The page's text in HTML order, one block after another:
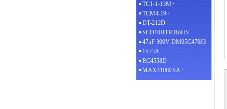
TC1-1-13M+
TCM4-19+
DT-212D
SCD10HTR RoHS
47pF 300V DM05C470J3
1S73A
RC4558D
MAX4108ESA+